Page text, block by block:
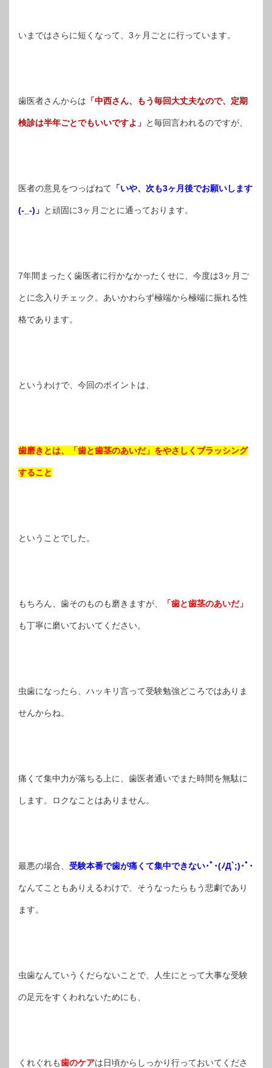
いまではさらに短くなって、3ヶ月ごとに行っています。
歯医者さんからは 「中西さん、もう毎回大丈夫なので、定期
検診は半年ごとでもいいですよ」 と毎回言われるのですが、
医者の意見をつっぱねて 「いや、次も3ヶ月後でお願いします
(-_-)」 と頑固に3ヶ月ごとに通っております。
7年間まったく歯医者に行かなかったくせに、今度は3ヶ月ご
とに念入りチェック。あいかわらず極端から極端に振れる性
格であります。
というわけで、今回のポイントは、
歯磨きとは、「歯と歯茎のあいだ」をやさしくブラッシング
すること
ということでした。
もちろん、歯そのものも磨きますが、 「歯と歯茎のあいだ」
も丁寧に磨いておいてください。
虫歯になったら、ハッキリ言って受験勉強どころではありま
せんからね。
痛くて集中力が落ちる上に、歯医者通いでまた時間を無駄に
します。ロクなことはありません。
最悪の場合、 受験本番で歯が痛くて集中できない･ﾟ･(ﾉД`;)･ﾟ･
なんてこともありえるわけで、そうなったらもう悲劇であり
ます。
虫歯なんていうくだらないことで、人生にとって大事な受験
の足元をすくわれないためにも、
くれぐれも歯のケアは日頃からしっかり行っておいてくださ